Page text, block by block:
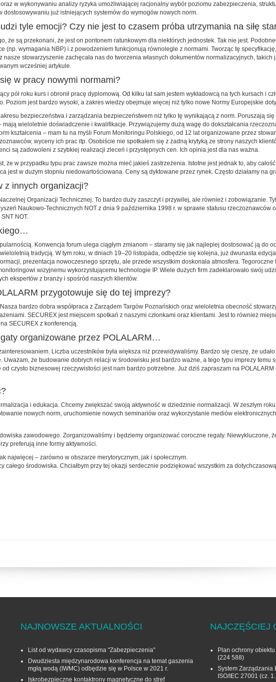
w wykonywaniu analizy ryzyka umożliwiającej racjonalny wybór poziomu zabezpieczenia,
już istniejących systemów do wymogów nowych norm.
tyle emocji? Czy nie jest to czasem próba utrzymania na siłę
że są przekonani, że jest on pontonem ratunkowym dla niektórych jednostek. Tak nie jest.
(np. wymagania NBP) i z powodzeniem funkcjonują równolegle z normami. Tworząc tę
stowarzyszenie zachęcała nas do tworzenia własnych dokumentów normalizacyjnych, takich
wcześniej artykule.
w pracy nowymi normami?
pół roku kurs i obronił pracę dyplomową. Od kilku lat sam jestem wykładowcą na tych kursach i
Poziom jest bardzo wysoki, a zakres wiedzy obejmuje więcej niż tylko nowe Normy Europejskie
bezpieczeństwa i zarządzania bezpieczeństwem niż tylko tę wynikającą z norm. Poruszają
wieloletnie doświadczenie i kwalifikacje. Przywiązujemy dużą wagę do dokształcania
kształcenia – mam tu na myśli Forum Monitoringu Polskiego, od 12 lat organizowane przez
wyceny ich prac itp. Osobiście nie spotkałem się z żadną krytyką ze strony naszych
są zadowoleni z szybkiej realizacji zleceń i przystępnych cen. Ich opinia jest dla nas ważna.
że w przypadku typu prac zawsze można mieć jakieś zastrzeżenia. Istotne jest jednak to, aby
jest w dużym stopniu niedowartościowana. Ceny są dyktowane przez rynek. Często działamy na
z innych organizacji?
Organizacji Technicznej. To bardzo duży zaszczyt i przywilej, ale również i zobowiązanie.
Naukowo-Technicznych NOT z dnia 9 października 1998 r. w sprawie statusu rzeczoznawców
NOT.
Konwencja forum ulega ciągłym zmianom – staramy się jak najlepiej dostosować ją do
tradycją. W tym roku, w dniach 19–20 listopada, odbędzie się kolejna, już dwunasta
prezentacja nowoczesnego sprzętu, ale przede wszystkim doskonała atmosfera.
wizyjnemu wykorzystującemu technologie IP. Wiele dużych firm zadeklarowało swój
ekspertów z branży i spośród naszych klientów.
przygotowuje się do tej imprezy?
bardzo dobra współpraca z Zarządem Targów Poznańskich oraz wieloletnia obecność
SECUREX jest miejscem spotkań z naszymi członkami oraz klientami. Jest to również
­SECUREX z konferencją.
organizowane przez POLALARM…
Liczba uczestników była większa niż przewidywaliśmy. Bardzo się cieszę, że
Uważam, że budowanie dobrych relacji w środowisku jest bardzo ważne, a tego typu imprezy temu
czysto biznesowej rzeczywistości jest nam bardzo potrzebne. Już dziś zapraszam na
i edukacja. Chcemy zwiększać swoją aktywność w dziedzinie normalizacji. W zeszłym
nowych norm, uruchomienie nowych seminariów oraz wykorzystanie mediów
zawodowego. Zorganizowaliśmy i będziemy organizować coroczne regaty. Niewykluczone,
preferują inne formy aktywności.
najwięcej – zarówno w obszarze merytorycznym, jak i społecznym.
całego środowiska. Chciałbym przy tej okazji serdecznie podziękować wszystkim za
NAJNOWSZE AKTUALNOŚCI
List od wydawcy czasopisma "Zabezpieczenia"
Dwudziesta międzynarodowa konferencja na temat gaszenia
mgłą wodą (IWMC) odbędzie się w Polsce w 2021 r.
Iskrobezpieczne kontaktrony magnetyczne do stref
NAJCZĘŚCIEJ
Plan ochrony
(224 588)
System Zarządzania
ISO/IEC 27001 (cz.